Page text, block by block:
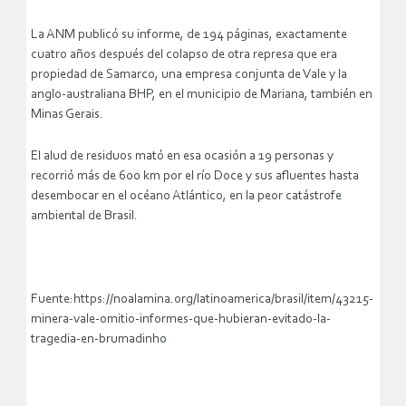
La ANM publicó su informe, de 194 páginas, exactamente
cuatro años después del colapso de otra represa que era
propiedad de Samarco, una empresa conjunta de Vale y la
anglo-australiana BHP, en el municipio de Mariana, también en
Minas Gerais.
El alud de residuos mató en esa ocasión a 19 personas y
recorrió más de 600 km por el río Doce y sus afluentes hasta
desembocar en el océano Atlántico, en la peor catástrofe
ambiental de Brasil.
Fuente:https://noalamina.org/latinoamerica/brasil/item/43215-
minera-vale-omitio-informes-que-hubieran-evitado-la-
tragedia-en-brumadinho